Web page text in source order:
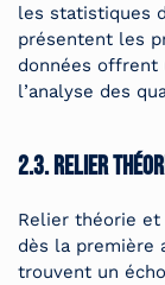
les statistiques
présentent les
données offrent
l’analyse des
2.3. Relier
Relier théorie et
dès la première
trouvent un